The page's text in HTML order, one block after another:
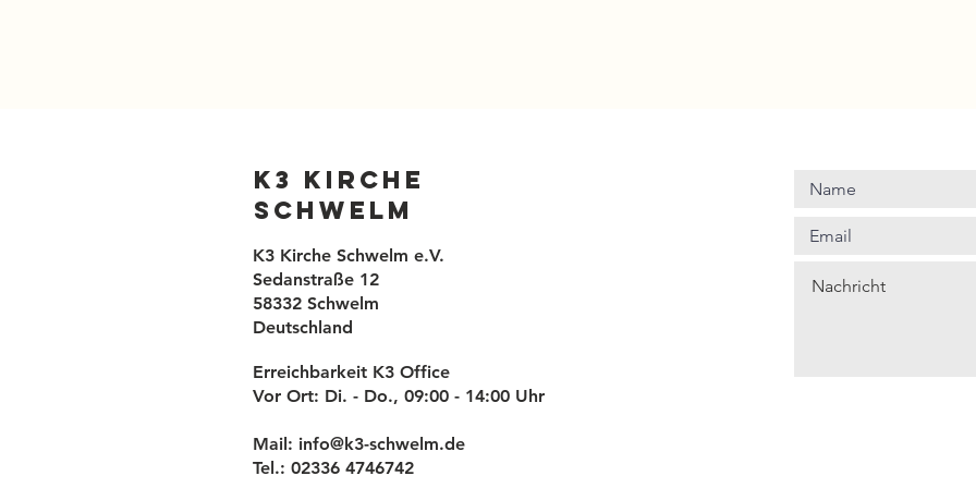
K3 Kirche
Schwelm
K3 Kirche Schwelm e.V.
Sedanstraße 12
58332 Schwelm
Deutschland
Erreichbarkeit K3 Office
Vor Ort: Di. - Do., 09:00 - 14:00 Uhr
Mail: info@k3-schwelm.de
Tel.: 02336 4746742